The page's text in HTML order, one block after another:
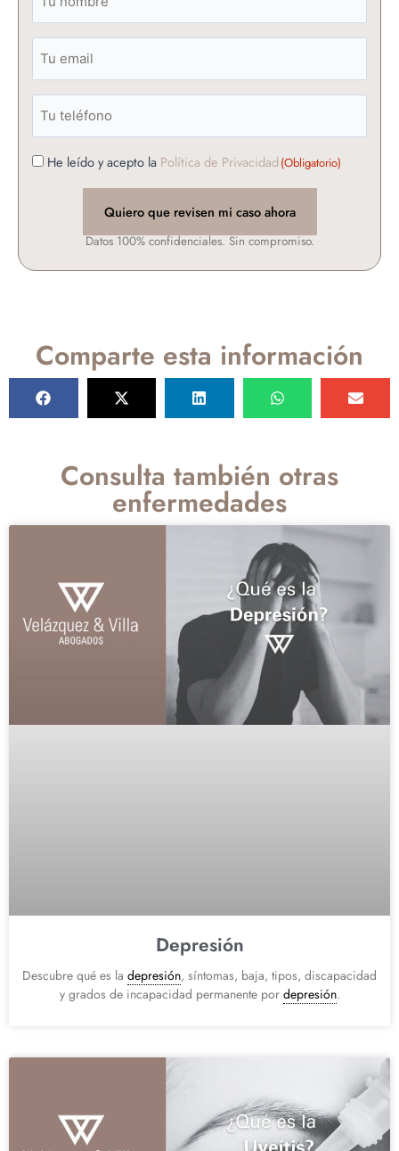
(Obligatorio)
electrónico
(Obligatorio)
(opcional)
Consentimiento
He leído y acepto la Política de Privacidad (Obligatorio)
Datos 100% confidenciales. Sin compromiso.
Comparte esta información
Consulta también otras
enfermedades
Depresión
Descubre qué es la depresión, síntomas, baja, tipos, discapacidad
y grados de incapacidad permanente por depresión.